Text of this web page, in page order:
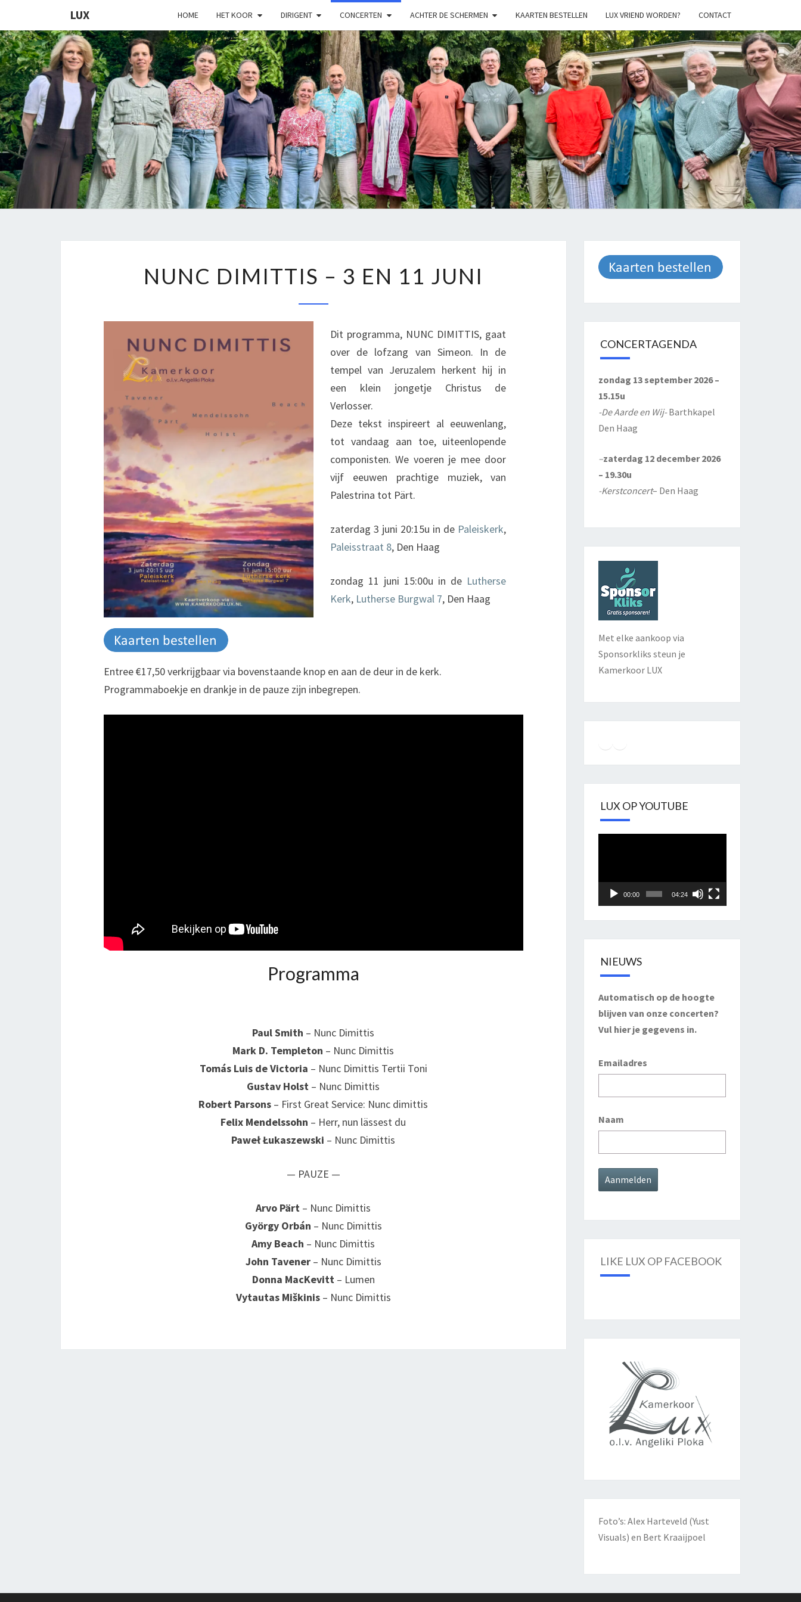
LUX HOME HET KOOR DIRIGENT CONCERTEN ACHTER DE SCHERMEN KAARTEN BESTELLEN LUX VRIEND WORDEN? CONTACT
LUX
Kamerkoor
Onder
Leiding
Van
Angeliki
Ploka
DIMITTIS
JUNI
NUNC DIMITTIS – 3 EN 11 JUNI
Dit programma, NUNC DIMITTIS, gaat
over de lofzang van Simeon. In de
tempel van Jeruzalem herkent hij in
een klein jongetje Christus de
Verlosser.
Deze tekst inspireert al eeuwenlang,
tot vandaag aan toe, uiteenlopende
componisten. We voeren je mee door
vijf eeuwen prachtige muziek, van
Palestrina tot Pärt.
zaterdag 3 juni 20:15u in de Paleiskerk,
Paleisstraat 8, Den Haag
zondag 11 juni 15:00u in de Lutherse
Kerk, Lutherse Burgwal 7, Den Haag
Entree €17,50 verkrijgbaar via bovenstaande knop en aan de deur in de kerk.
Programmaboekje en drankje in de pauze zijn inbegrepen.
Programma
Paul Smith – Nunc Dimittis
Mark D. Templeton – Nunc Dimittis
Tomás Luis de Victoria – Nunc Dimittis Tertii Toni
Gustav Holst – Nunc Dimittis
Robert Parsons – First Great Service: Nunc dimittis
Felix Mendelssohn – Herr, nun lässest du
Paweł Łukaszewski – Nunc Dimittis
— PAUZE —
Arvo Pärt – Nunc Dimittis
György Orbán – Nunc Dimittis
Amy Beach – Nunc Dimittis
John Tavener– Nunc Dimittis
Donna MacKevitt– Lumen
Vytautas Miškinis– Nunc Dimittis
CONCERTAGENDA
zondag 13 september 2026 –
15.15u
-De Aarde en Wij-Barthkapel
Den Haag
–zaterdag 12 december 2026
– 19.30u
-Kerstconcert– Den Haag
Met elke aankoop via
Sponsorkliks steun je
Kamerkoor LUX
LUX OP YOUTUBE
00:00 04:24
NIEUWS
Automatisch op de hoogte
blijven van onze concerten?
Vul hier je gegevens in.
Emailadres
Naam
LIKE LUX OP FACEBOOK
Foto’s: Alex Harteveld (Yust
Visuals) en Bert Kraaijpoel